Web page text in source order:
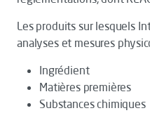
Les produits sur lesquels
analyses et mesures
Ingrédient
Matières premières
Substances chimiques